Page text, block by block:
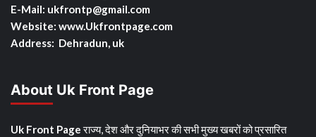
E-Mail: ukfrontp@gmail.com
Website: www.Ukfrontpage.com
Address: Dehradun, uk
About Uk Front Page
Uk Front Pageराज्य, देश और दुनियाभर की सभी मुख्य खबरों को प्रसारित